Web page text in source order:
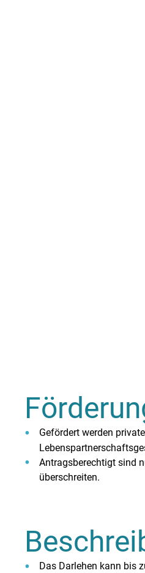
Gefördert werden
Antragsberechtigt sind
überschreiten.
Das Darlehen kann bis